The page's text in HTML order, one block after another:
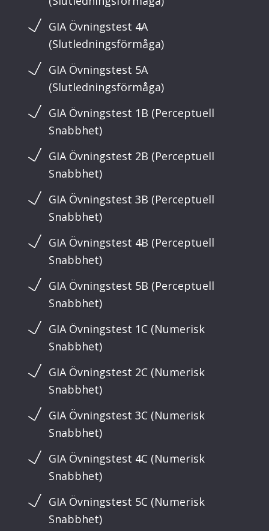
GIA Övningstest 4A
(Slutledningsförmåga)
GIA Övningstest 5A
(Slutledningsförmåga)
GIA Övningstest 1B (Perceptuell
Snabbhet)
GIA Övningstest 2B (Perceptuell
Snabbhet)
GIA Övningstest 3B (Perceptuell
Snabbhet)
GIA Övningstest 4B (Perceptuell
Snabbhet)
GIA Övningstest 5B (Perceptuell
Snabbhet)
GIA Övningstest 1C (Numerisk
Snabbhet)
GIA Övningstest 2C (Numerisk
Snabbhet)
GIA Övningstest 3C (Numerisk
Snabbhet)
GIA Övningstest 4C (Numerisk
Snabbhet)
GIA Övningstest 5C (Numerisk
Snabbhet)